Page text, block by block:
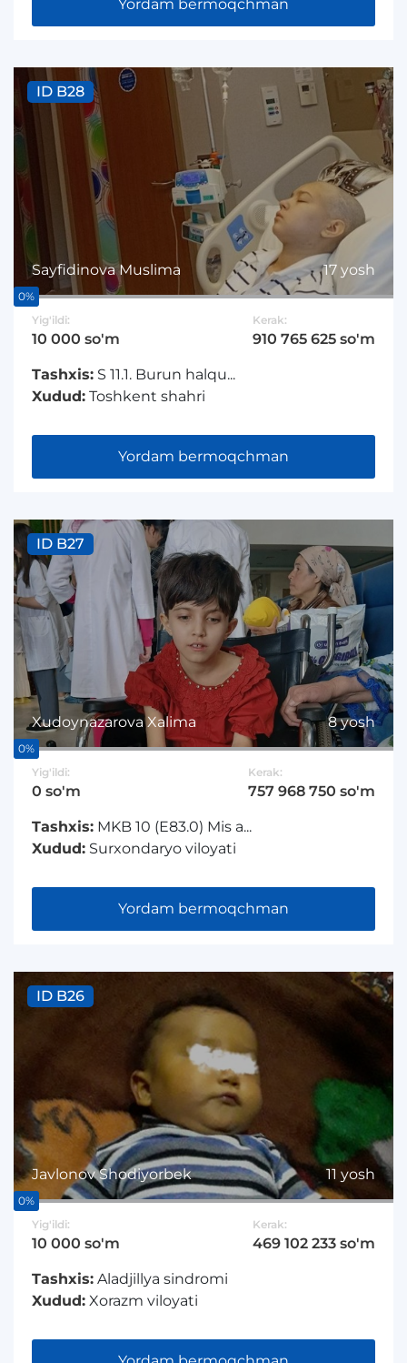
Yordam bermoqchman
Sayfidinova Muslima 17 yosh
ID B28
0%
Yig'ildi:
10 000 so'm
Kerak:
910 765 625 so'm
Tashxis: S 11.1. Burun halqu...
Xudud: Toshkent shahri
Yordam bermoqchman
Xudoynazarova Xalima 8 yosh
ID B27
0%
Yig'ildi:
0 so'm
Kerak:
757 968 750 so'm
Tashxis: MKB 10 (E83.0) Mis a...
Xudud: Surxondaryo viloyati
Yordam bermoqchman
Javlonov Shodiyorbek 11 yosh
ID B26
0%
Yig'ildi:
10 000 so'm
Kerak:
469 102 233 so'm
Tashxis: Aladjillya sindromi
Xudud: Xorazm viloyati